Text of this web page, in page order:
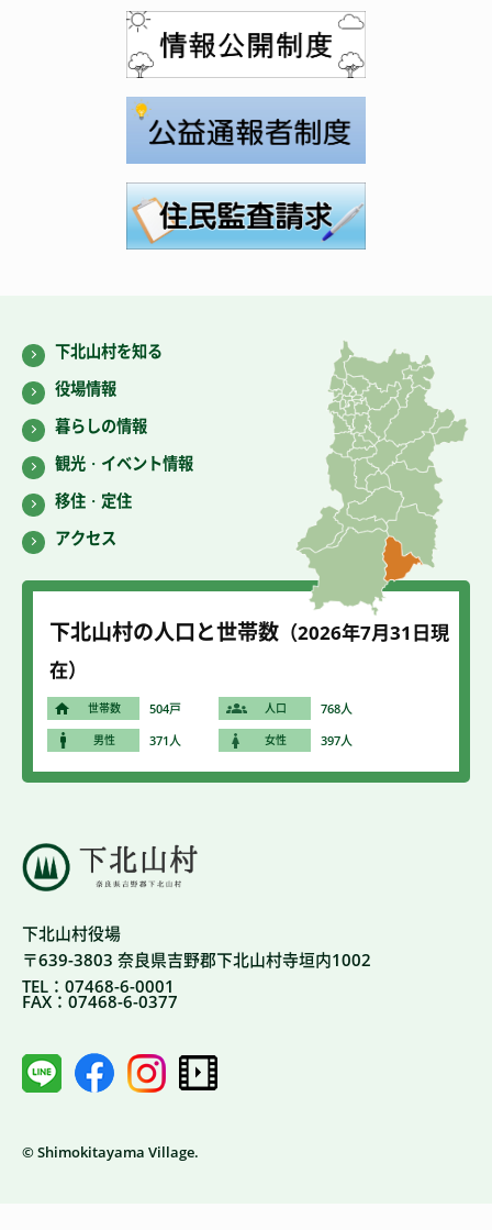
下北山村役場
〒639-3803 奈良県吉野郡下北山村寺垣内1002
TEL：07468-6-0001
FAX：07468-6-0377
© Shimokitayama Village.
下北山村を知る
役場情報
暮らしの情報
観光・イベント情報
移住・定住
アクセス
下北山村の人口と世帯数 （2026年7月31 日現
在）
世帯数 504戸 人口 768人
男性 371人 女性 397人